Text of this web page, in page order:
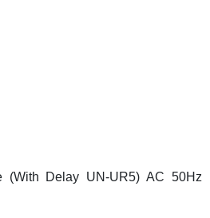
(With Delay UN-UR5) AC 50Hz